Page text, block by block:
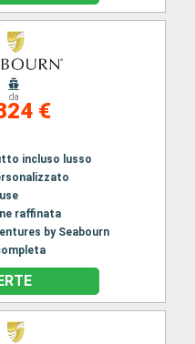
da
€
incluso lusso
raffinata
by Seabourn